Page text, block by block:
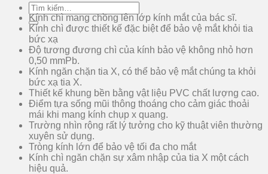
Tìm
kiếm:
Kính chì mang chồng lên lớp kính mắt của bác sĩ.
Kính chì được thiết kế đặc biệt để bảo vệ mắt khỏi tia
bức xạ
Độ tương đương chì của kính bảo vệ không nhỏ hơn
0,50 mmPb.
Kính ngăn chặn tia X, có thể bảo vệ mắt chúng ta khỏi
bức xạ tia X.
Thiết kế khung bền bằng vật liệu PVC chất lượng cao.
Điểm tựa sống mũi thông thoáng cho cảm giác thoải
mái khi mang kính chụp x quang.
Trường nhìn rộng rất lý tưởng cho kỹ thuật viên thường
xuyên sử dụng.
Tròng kính lớn để bảo vệ tối đa cho mắt
Kính chì ngăn chặn sự xâm nhập của tia X một cách
hiệu quả.